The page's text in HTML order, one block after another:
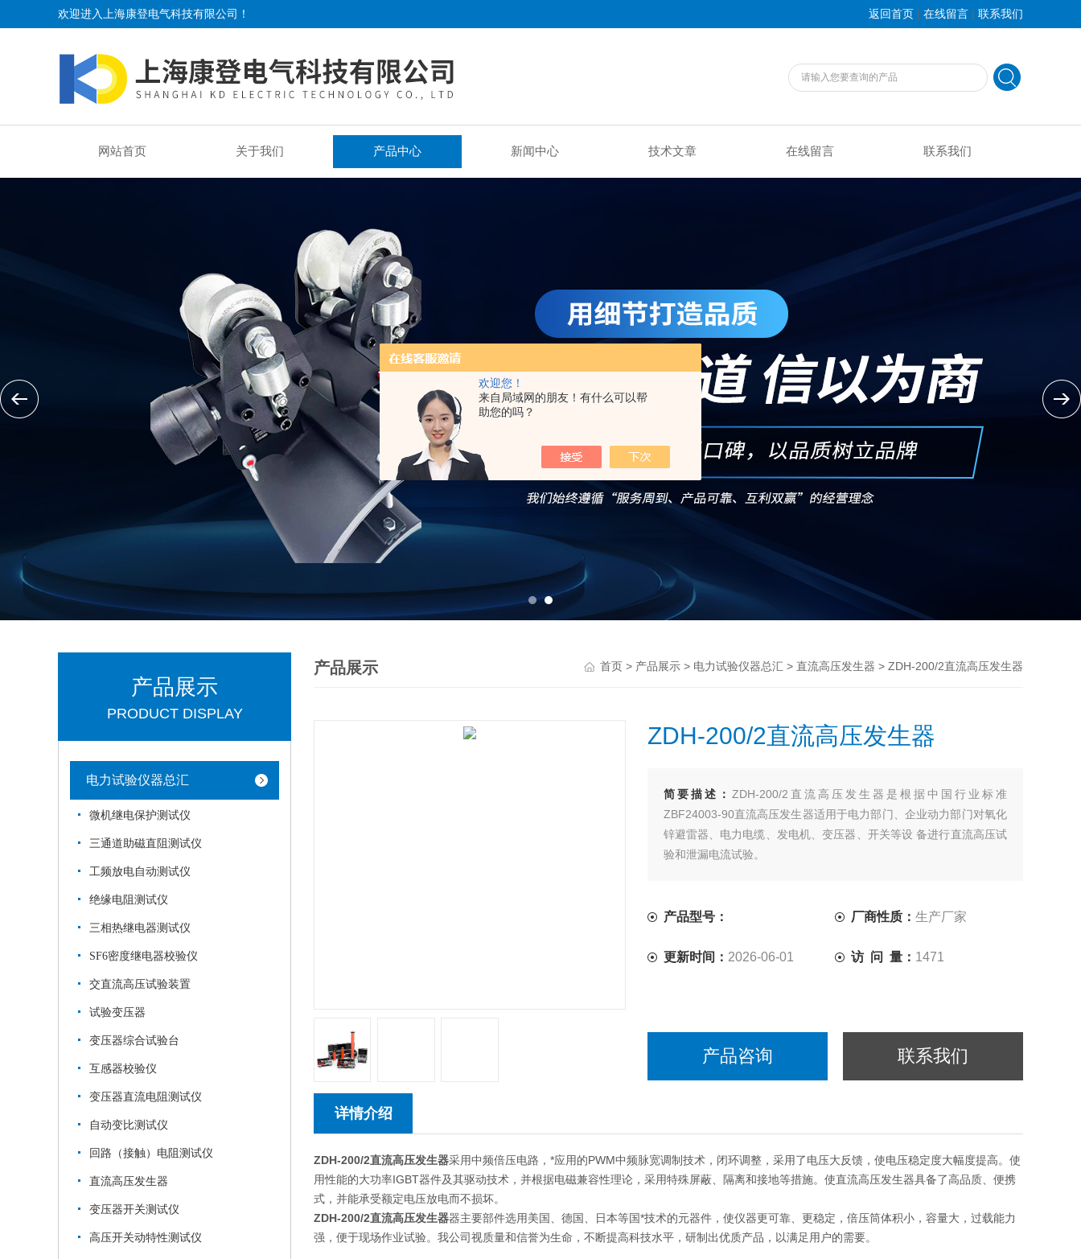
欢迎您！
来自局域网的朋友！有什么可以帮
助您的吗？
欢迎进入上海康登电气科技有限公司！ 返回首页 | 在线留言 | 联系我们
网站首页 关于我们 产品中心 新闻中心 技术文章 在线留言 联系我们
产品展示
PRODUCT DISPLAY
电力试验仪器总汇
微机继电保护测试仪
三通道助磁直阻测试仪
工频放电自动测试仪
绝缘电阻测试仪
三相热继电器测试仪
SF6密度继电器校验仪
交直流高压试验装置
试验变压器
变压器综合试验台
互感器校验仪
变压器直流电阻测试仪
自动变比测试仪
回路（接触）电阻测试仪
直流高压发生器
变压器开关测试仪
高压开关动特性测试仪
产品展示 首页 > 产品展示 > 电力试验仪器总汇 > 直流高压发生器 > ZDH-200/2直流高压发生器
ZDH-200/2直流高压发生器
简要描述： ZDH-200/2直流高压发生器是根据中国行业标准
ZBF24003-90直流高压发生器适用于电力部门、企业动力部门对氧化
锌避雷器、电力电缆、发电机、变压器、开关等设 备进行直流高压试
验和泄漏电流试验。
产品型号： 厂商性质：生产厂家
更新时间： 2026-06-01 访 问 量： 1471
产品咨询 联系我们
详情介绍
ZDH-200/2直流高压发生器采用中频倍压电路，*应用的PWM中频脉宽调制技术，闭环调整，采用了电压大反馈，使电压稳定度大幅度提高。使
用性能的大功率IGBT器件及其驱动技术，并根据电磁兼容性理论，采用特殊屏蔽、隔离和接地等措施。使直流高压发生器具备了高品质、便携
式，并能承受额定电压放电而不损坏。
ZDH-200/2直流高压发生器器主要部件选用美国、德国、日本等国*技术的元器件，使仪器更可靠、更稳定，倍压筒体积小，容量大，过载能力
强，便于现场作业试验。我公司视质量和信誉为生命，不断提高科技水平，研制出优质产品，以满足用户的需要。